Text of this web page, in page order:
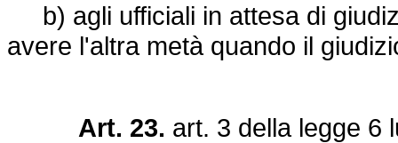
b) agli ufficiali in attesa di
avere l'altra metà quando il
Art. 23. art. 3 della legge 6